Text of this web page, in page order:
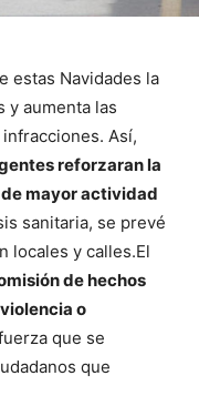
estas Navidades la
y aumenta las
Así,
reforzaran la
mayor actividad
sanitaria, se prevé
locales y calles.El
de hechos
o
que se
que